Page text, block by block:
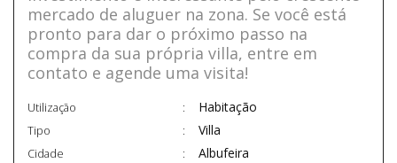
mercado de aluguer na zona. Se você está
pronto para dar o próximo passo na
compra da sua própria villa, entre em
contato e agende uma visita!
Utilização Habitação
Tipo Villa
Cidade Albufeira